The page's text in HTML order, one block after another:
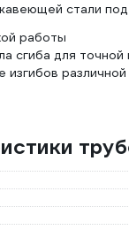
стали под
работы
сгиба для точной
изгибов